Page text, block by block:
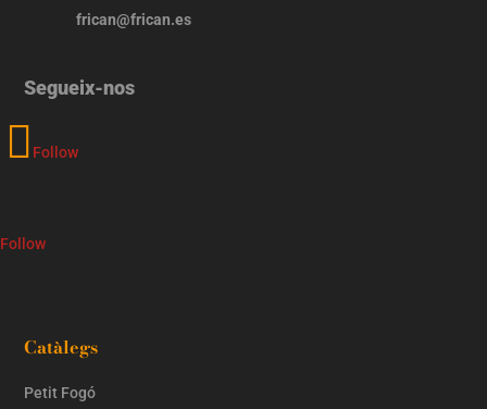
frican@frican.es
Segueix-nos
Follow
Follow
Catàlegs
Petit Fogó